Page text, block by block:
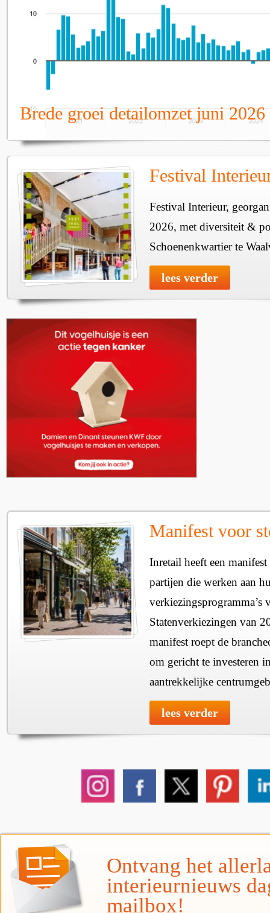
Brede groei detailomzet juni 2026
Festival
Festival Interieur,
2026, met diversiteit &
Schoenenkwartier te
lees verder
Manifest voor
Inretail heeft een
partijen die werken aan
verkiezingsprogramma’s
Statenverkiezingen van
manifest roept de
om gericht te investeren
aantrekkelijke
lees verder
Ontvang het
interieurnieuws
mailbox!